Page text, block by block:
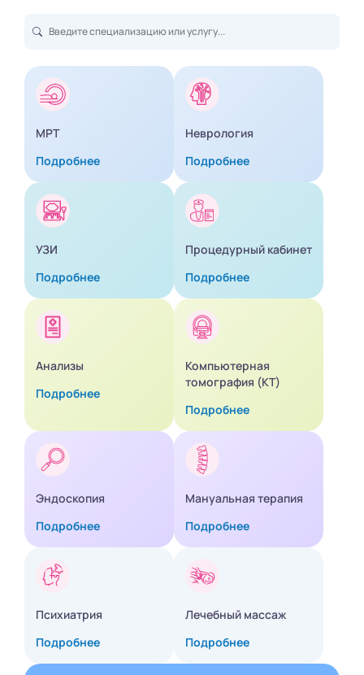
МРТ
Подробнее
Неврология
Подробнее
УЗИ
Подробнее
Процедурный кабинет
Подробнее
Анализы
Подробнее
Компьютерная
томография (КТ)
Подробнее
Эндоскопия
Подробнее
Мануальная терапия
Подробнее
Психиатрия
Подробнее
Лечебный массаж
Подробнее